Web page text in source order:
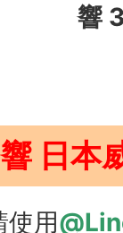
響
響 日本
使用